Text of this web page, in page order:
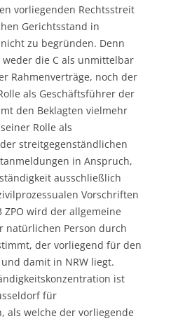
vorliegenden Rechtsstreit
Gerichtsstand in
zu begründen. Denn
die C als unmittelbar
Rahmenverträge, noch der
als Geschäftsführer der
den Beklagten vielmehr
Rolle als
streitgegenständlichen
in Anspruch,
ausschließlich
Vorschriften
ZPO wird der allgemeine
natürlichen Person durch
der vorliegend für den
damit in NRW liegt.
ist
für
als welche der vorliegende